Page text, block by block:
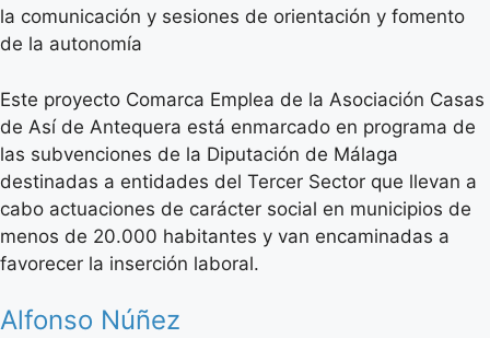
la comunicación y sesiones de orientación y fomento
de la autonomía
Este proyecto Comarca Emplea de la Asociación Casas
de Así de Antequera está enmarcado en programa de
las subvenciones de la Diputación de Málaga
destinadas a entidades del Tercer Sector que llevan a
cabo actuaciones de carácter social en municipios de
menos de 20.000 habitantes y van encaminadas a
favorecer la inserción laboral.
Alfonso Núñez